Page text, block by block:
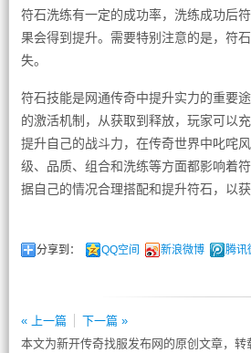
符石洗练有一定的成功率，洗练成功后
果会得到提升。需要特别注意的是，符
失。
符石技能是网通传奇中提升实力的重要
的激活机制，从获取到释放，玩家可以
提升自己的战斗力，在传奇世界中叱咤
级、品质、组合和洗练等方面都影响着
据自己的情况合理搭配和提升符石，以获
分享到： QQ空间 新浪微博 腾讯
« 上一篇
下一篇 »
本文为新开传奇找服发布网的原创文章，